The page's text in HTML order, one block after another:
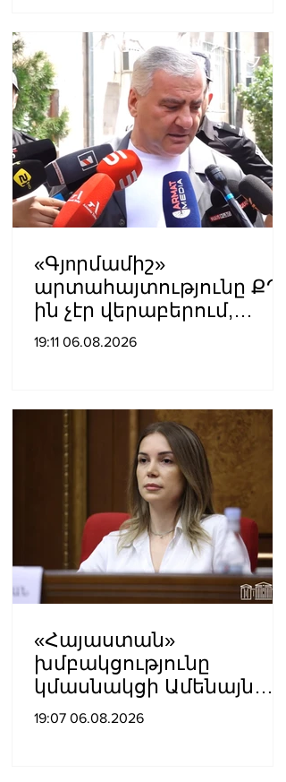
Մատվիենկո
«Գյnրմամիշ»
արտահայտությունը ՔՊ-
ին չէր վերաբերում,
ինձնից բիզնես
19:11 06.08.2026
«Հայաստան»
խմբակցությունը
կմասնակցի Ամենայն
Հայոց Կաթողիկոսի
19:07 06.08.2026